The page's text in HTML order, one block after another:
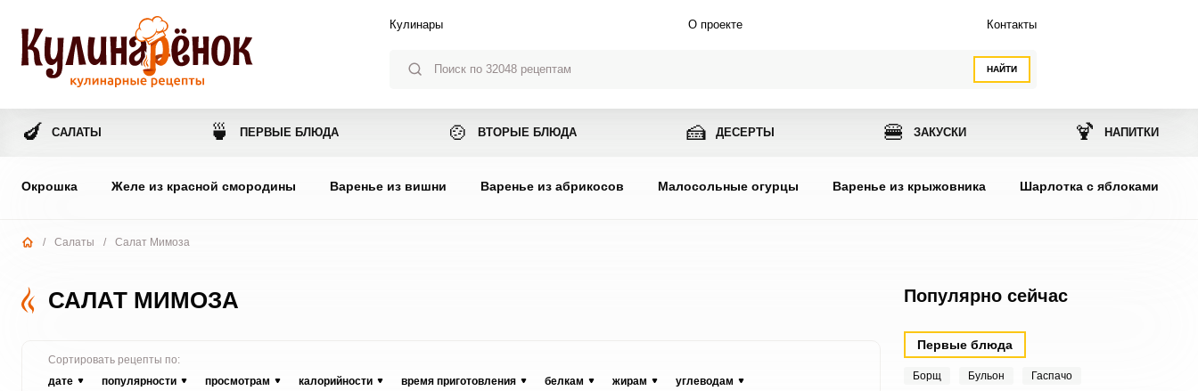
НАЙТИ
Кулинары О проекте Контакты
🍆 САЛАТЫ 🍵 ПЕРВЫЕ БЛЮДА 🍲 ВТОРЫЕ БЛЮДА 🍰 ДЕСЕРТЫ 🍔 ЗАКУСКИ 🍹 НАПИТКИ
Окрошка Желе из красной смородины Варенье из вишни Варенье из абрикосов Малосольные огурцы Варенье из крыжовника Шарлотка с яблоками
/ Салаты / Салат Мимоза
САЛАТ МИМОЗА
Сортировать рецепты по:
дате
популярности просмотрам калорийности время приготовления белкам жирам углеводам
Популярно сейчас
Первые блюда
Борщ Бульон Гаспачо